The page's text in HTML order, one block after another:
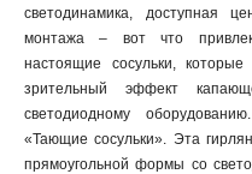
светодинамика, доступная
монтажа – вот что
настоящие сосульки,
зрительный эффект
светодиодному
«Тающие сосульки». Эта
прямоугольной формы со